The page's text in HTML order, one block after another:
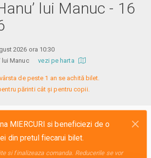
lui Manuc - 16
2026 ora 10:30
lui Manucvezi pe harta
de peste 1 an se achită bilet.
părinti cât și pentru copii.
×
MIERCURI si beneficiezi de o
din pretul fiecarui bilet.
si finalizeaza comanda. Reducerile se vor